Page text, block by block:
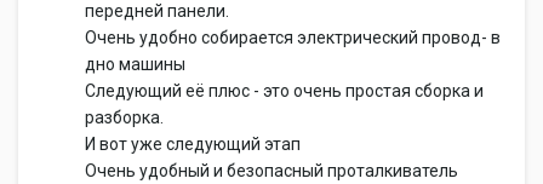
передней панели.
Очень удобно собирается электрический провод- в
дно машины
Следующий её плюс - это очень простая сборка и
разборка.
И вот уже следующий этап
Очень удобный и безопасный проталкиватель